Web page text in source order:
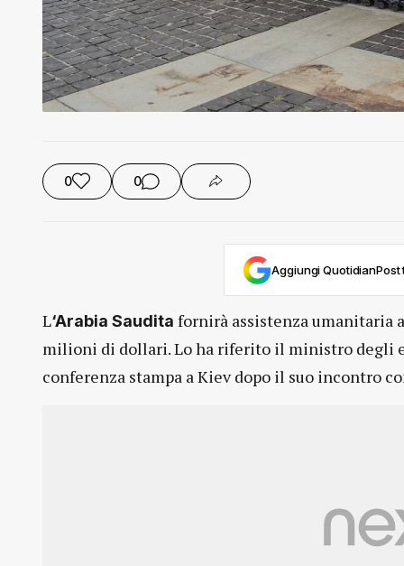
0 0
Aggiungi
L‘Arabia Saudita fornirà assistenza umanitaria
milioni di dollari. Lo ha riferito il ministro degli
conferenza stampa a Kiev dopo il suo incontro